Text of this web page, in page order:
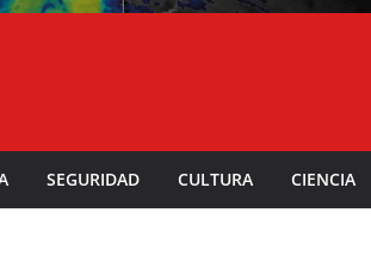
SEGURIDAD CULTURA CIENCIA